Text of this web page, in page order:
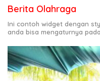
Berita Olahraga
Ini contoh widget dengan
anda bisa mengaturnya